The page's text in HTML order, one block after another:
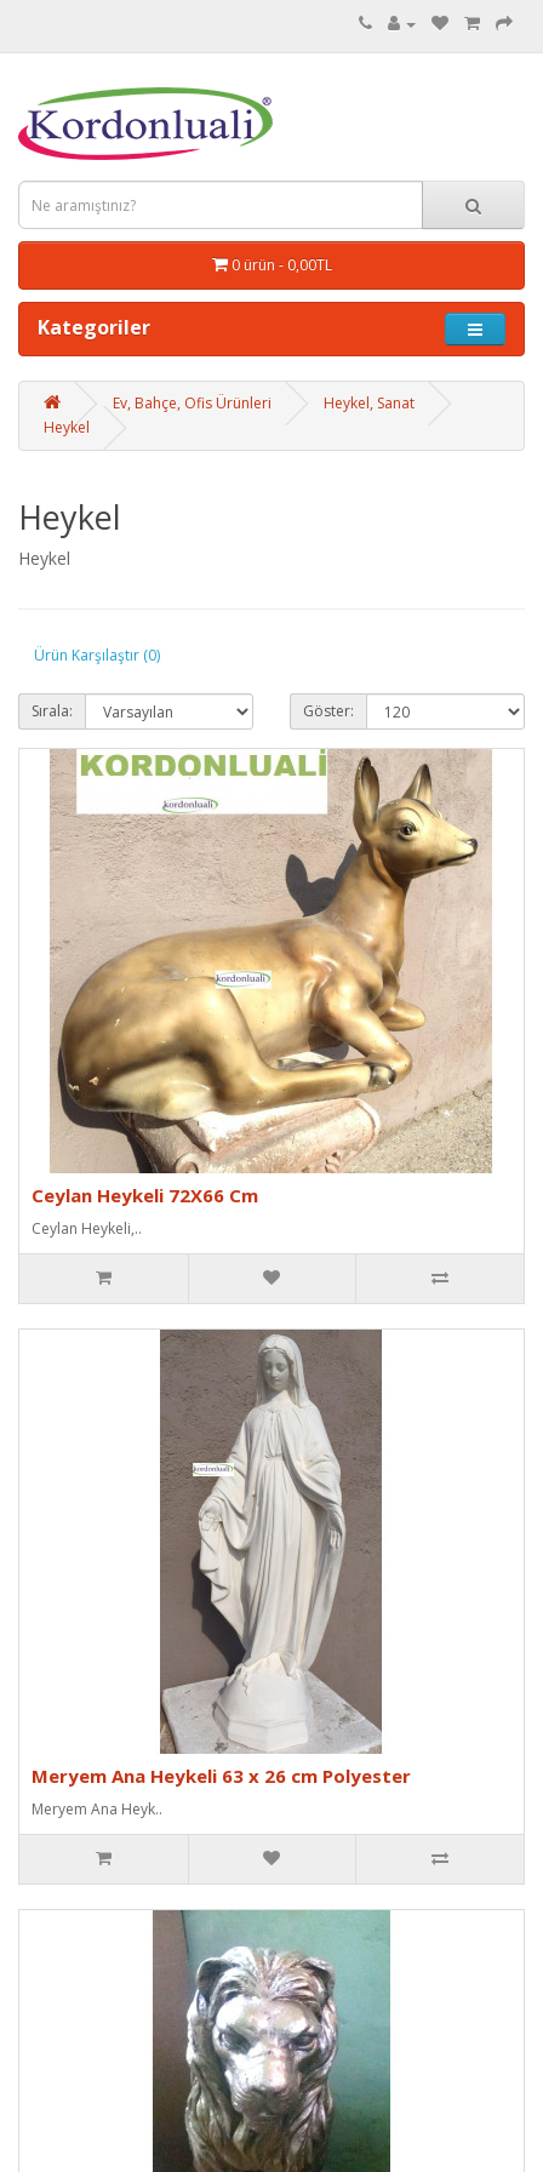
0 ürün - 0,00TL
Kategoriler
Ev, Bahçe, Ofis Ürünleri
Heykel, Sanat
Heykel
Heykel
Heykel
Ürün Karşılaştır (0)
Sırala: Göster:
Ceylan Heykeli 72X66 Cm
Ceylan Heykeli,..
Meryem Ana Heykeli 63 x 26 cm Polyester
Meryem Ana Heyk..